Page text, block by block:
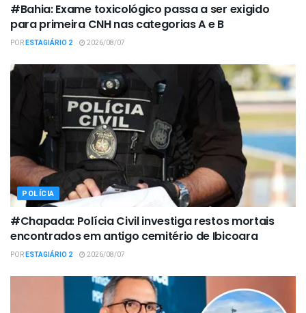
#Bahia: Exame toxicológico passa a ser exigido
para primeira CNH nas categorias A e B
PORESTAGIÁRIO 2 2026/08/07
POLÍCIA
#Chapada: Polícia Civil investiga restos mortais
encontrados em antigo cemitério de Ibicoara
PORESTAGIÁRIO 2 2026/08/07